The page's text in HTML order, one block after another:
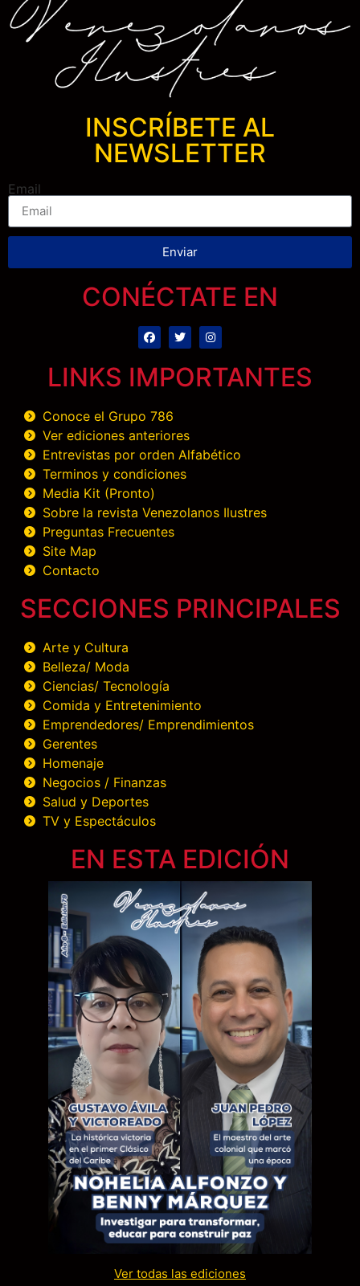
INSCRÍBETE AL
NEWSLETTER
Email
Enviar
CONÉCTATE EN
LINKS IMPORTANTES
Conoce el Grupo 786
Ver ediciones anteriores
Entrevistas por orden Alfabético
Terminos y condiciones
Media Kit (Pronto)
Sobre la revista Venezolanos Ilustres
Preguntas Frecuentes
Site Map
Contacto
SECCIONES PRINCIPALES
Arte y Cultura
Belleza/ Moda
Ciencias/ Tecnología
Comida y Entretenimiento
Emprendedores/ Emprendimientos
Gerentes
Homenaje
Negocios / Finanzas
Salud y Deportes
TV y Espectáculos
EN ESTA EDICIÓN
Ver todas las ediciones